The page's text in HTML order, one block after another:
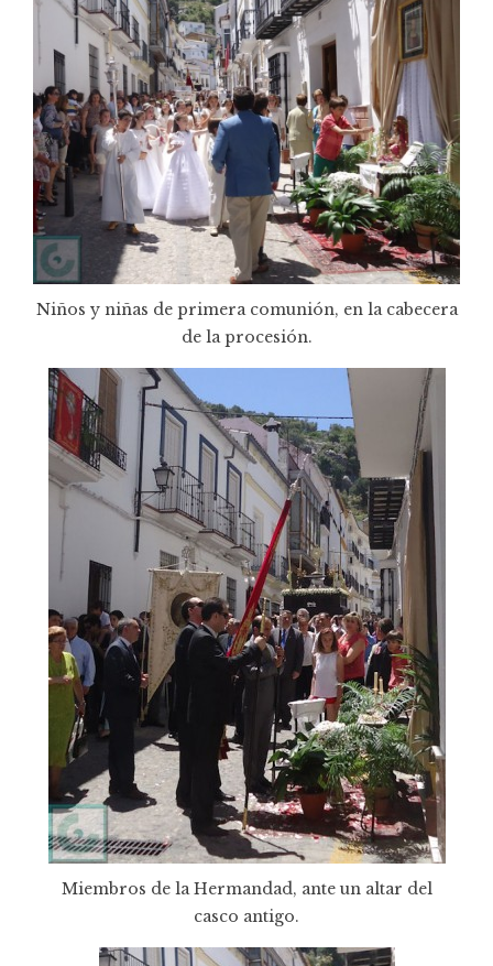
Niños y niñas de primera comunión, en la cabecera
de la procesión.
Miembros de la Hermandad, ante un altar del
casco antigo.